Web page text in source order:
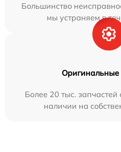
Большинство
мы устраняем в
Оригинальные
Более 20 тыс. запчастей
наличии на